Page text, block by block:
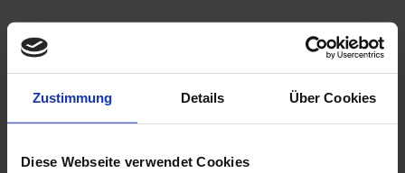
Zustimmung Details Über Cookies
Diese Webseite verwendet Cookies